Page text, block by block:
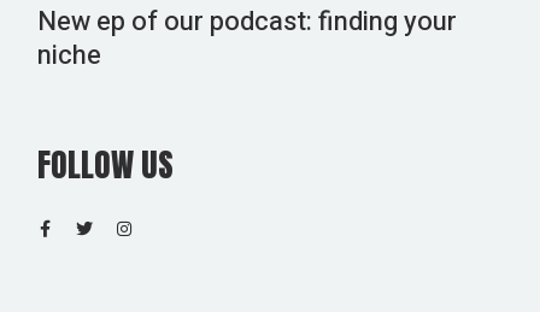
New ep of our podcast: finding your
niche
FOLLOW US